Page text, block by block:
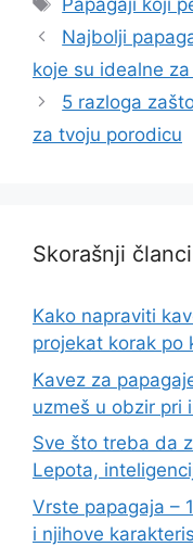
Papagaji koji
Najbolji
koje su idealne
5 razloga
za tvoju porodicu
Skorašnji članci
Kako napraviti
projekat korak po
Kavez za
uzmeš u obzir pri
Sve što treba da
Lepota,
Vrste papagaja –
i njihove